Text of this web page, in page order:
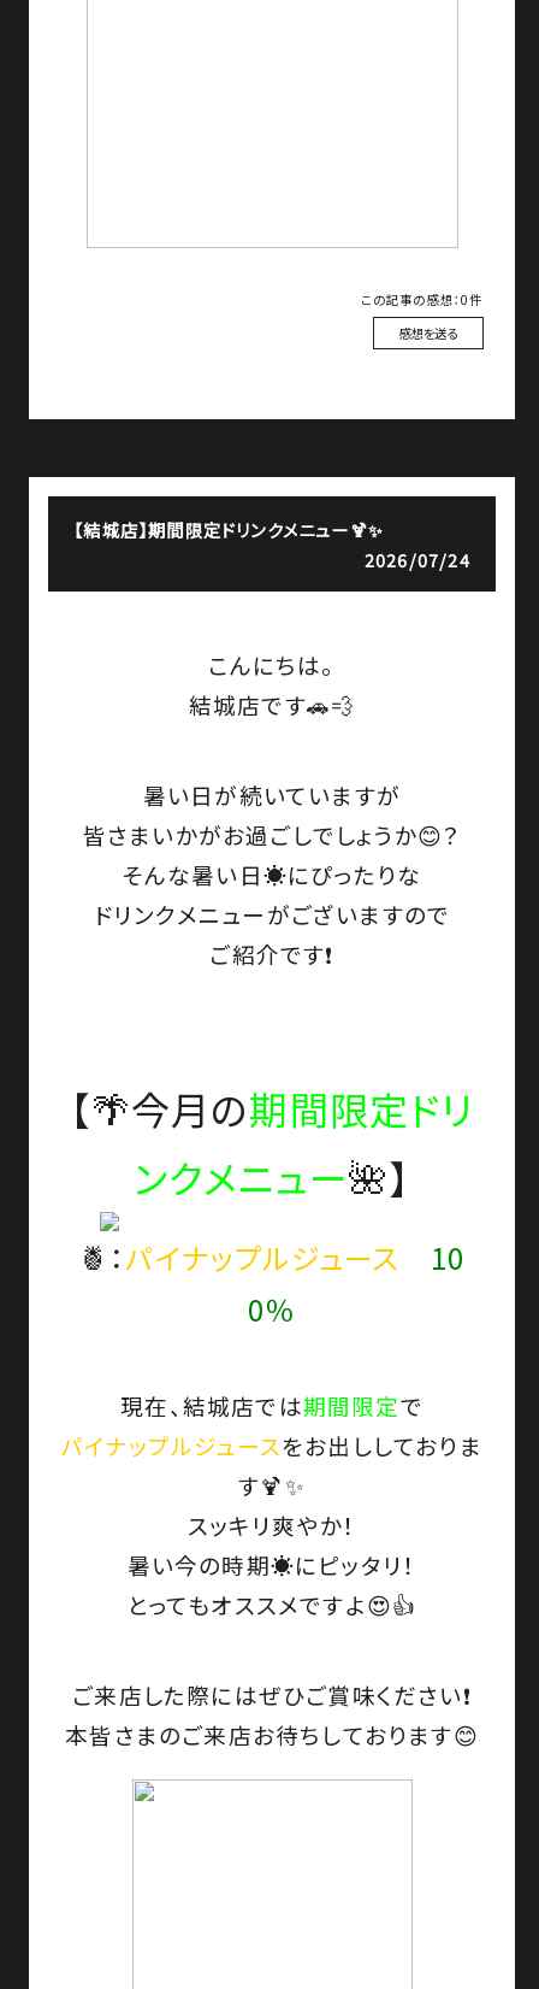
この記事の感想：0件
感想を送る
【結城店】期間限定ドリンクメニュー🍹✨
2026/07/24
こんにちは。
結城店です🚗💨
暑い日が続いていますが
皆さまいかがお過ごしでしょうか😊？
そんな暑い日☀️にぴったりな
ドリンクメニューがございますので
ご紹介です❗
【🌴今月の期間限定ドリ
ンクメニュー🌺】
🍍：パイナップルジュース
10
0％
現在、結城店では期間限定で
パイナップルジュースをお出ししておりま
す🍹✨
スッキリ爽やか！
暑い今の時期☀️にピッタリ！
とってもオススメですよ😍👍
ご来店した際にはぜひご賞味ください❗
本皆さまのご来店お待ちしております😊